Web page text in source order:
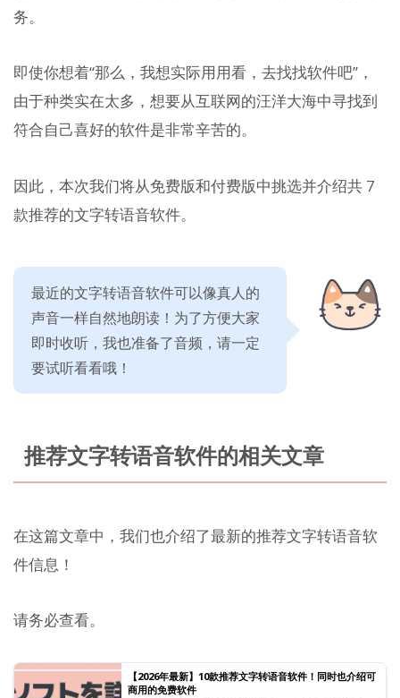
务。
即使你想着“那么，我想实际用用看，去找找软件吧”，
由于种类实在太多，想要从互联网的汪洋大海中寻找到
符合自己喜好的软件是非常辛苦的。
因此，本次我们将从免费版和付费版中挑选并介绍共 7
款推荐的文字转语音软件。
最近的文字转语音软件可以像真人的
声音一样自然地朗读！为了方便大家
即时收听，我也准备了音频，请一定
要试听看看哦！
推荐文字转语音软件的相关文章
在这篇文章中，我们也介绍了最新的推荐文字转语音软
件信息！
请务必查看。
【2026年最新】10款推荐文字转语音软件！同时也介绍可
商用的免费软件